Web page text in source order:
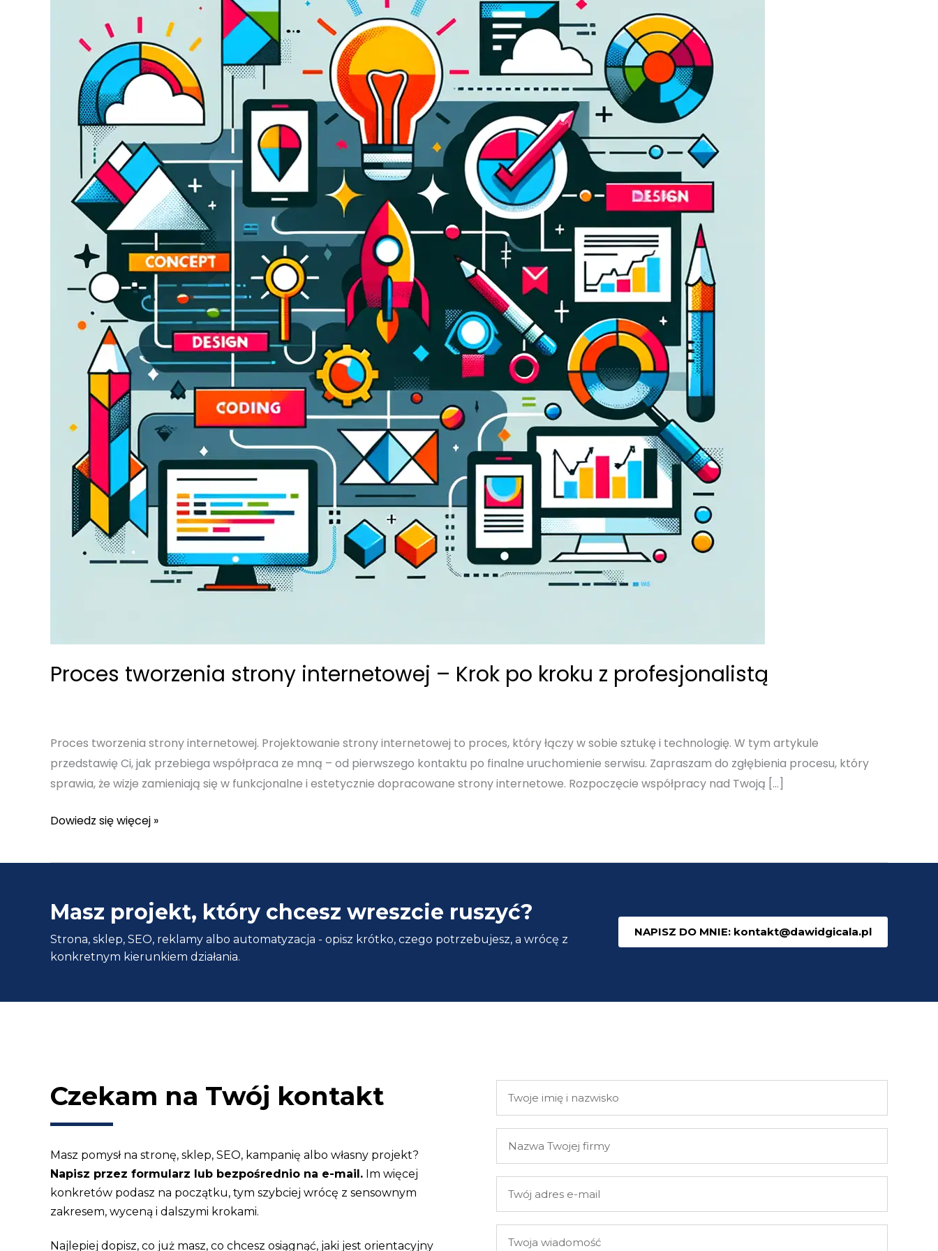
Proces tworzenia strony internetowej – Krok po kroku z profesjonalistą
Proces tworzenia strony internetowej. Projektowanie strony internetowej to proces, który łączy w sobie sztukę i technologię. W tym artykule
przedstawię Ci, jak przebiega współpraca ze mną – od pierwszego kontaktu po finalne uruchomienie serwisu. Zapraszam do zgłębienia procesu, który
sprawia, że wizje zamieniają się w funkcjonalne i estetycznie dopracowane strony internetowe. Rozpoczęcie współpracy nad Twoją […]
Proces
strony
–
Krok
po
kroku
profesjonalistą
Dowiedz się więcej »
Masz projekt, który chcesz wreszcie ruszyć?
Strona, sklep, SEO, reklamy albo automatyzacja - opisz krótko, czego potrzebujesz, a wrócę z
konkretnym kierunkiem działania.
NAPISZ DO MNIE: kontakt@dawidgicala.pl
Czekam na Twój kontakt
Masz pomysł na stronę, sklep, SEO, kampanię albo własny projekt?
Napisz przez formularz lub bezpośrednio na e-mail. Im więcej
konkretów podasz na początku, tym szybciej wrócę z sensownym
zakresem, wyceną i dalszymi krokami.
Najlepiej dopisz, co już masz, co chcesz osiągnąć, jaki jest orientacyjny
imię
nazwisko
Twojej
adres
mail